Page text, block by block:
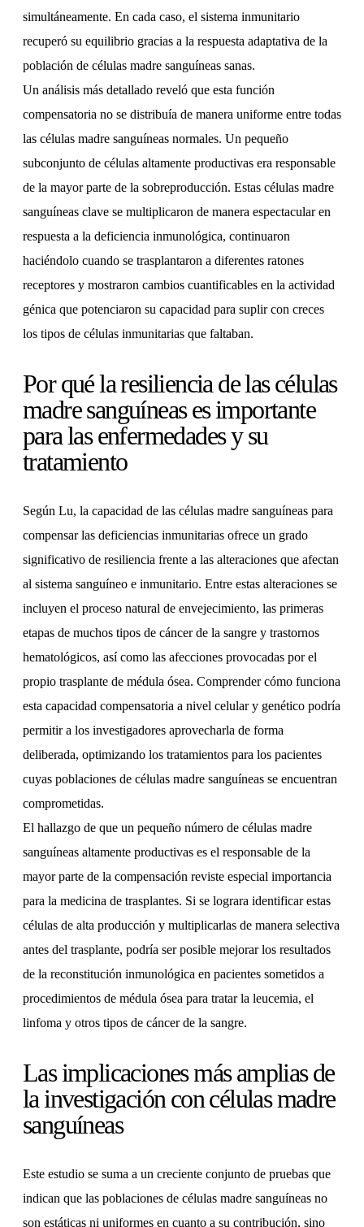
simultáneamente. En cada caso, el sistema inmunitario
recuperó su equilibrio gracias a la respuesta adaptativa de la
población de células madre sanguíneas sanas.
Un análisis más detallado reveló que esta función
compensatoria no se distribuía de manera uniforme entre todas
las células madre sanguíneas normales. Un pequeño
subconjunto de células altamente productivas era responsable
de la mayor parte de la sobreproducción. Estas células madre
sanguíneas clave se multiplicaron de manera espectacular en
respuesta a la deficiencia inmunológica, continuaron
haciéndolo cuando se trasplantaron a diferentes ratones
receptores y mostraron cambios cuantificables en la actividad
génica que potenciaron su capacidad para suplir con creces
los tipos de células inmunitarias que faltaban.
Por qué la resiliencia de las células
madre sanguíneas es importante
para las enfermedades y su
tratamiento
Según Lu, la capacidad de las células madre sanguíneas para
compensar las deficiencias inmunitarias ofrece un grado
significativo de resiliencia frente a las alteraciones que afectan
al sistema sanguíneo e inmunitario. Entre estas alteraciones se
incluyen el proceso natural de envejecimiento, las primeras
etapas de muchos tipos de cáncer de la sangre y trastornos
hematológicos, así como las afecciones provocadas por el
propio trasplante de médula ósea. Comprender cómo funciona
esta capacidad compensatoria a nivel celular y genético podría
permitir a los investigadores aprovecharla de forma
deliberada, optimizando los tratamientos para los pacientes
cuyas poblaciones de células madre sanguíneas se encuentran
comprometidas.
El hallazgo de que un pequeño número de células madre
sanguíneas altamente productivas es el responsable de la
mayor parte de la compensación reviste especial importancia
para la medicina de trasplantes. Si se lograra identificar estas
células de alta producción y multiplicarlas de manera selectiva
antes del trasplante, podría ser posible mejorar los resultados
de la reconstitución inmunológica en pacientes sometidos a
procedimientos de médula ósea para tratar la leucemia, el
linfoma y otros tipos de cáncer de la sangre.
Las implicaciones más amplias de
la investigación con células madre
sanguíneas
Este estudio se suma a un creciente conjunto de pruebas que
indican que las poblaciones de células madre sanguíneas no
son estáticas ni uniformes en cuanto a su contribución, sino